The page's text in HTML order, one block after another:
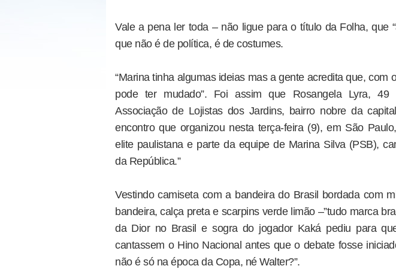
Vale a pena ler toda – não ligue para o título da Folha, que
que não é de política, é de costumes.
“Marina tinha algumas ideias mas a gente acredita que, com
pode ter mudado”. Foi assim que Rosangela Lyra, 49
Associação de Lojistas dos Jardins, bairro nobre da
encontro que organizou nesta terça-feira (9), em São
elite paulistana e parte da equipe de Marina Silva (PSB),
da República.”
Vestindo camiseta com a bandeira do Brasil bordada com
bandeira, calça preta e scarpins verde limão –”tudo marca
da Dior no Brasil e sogra do jogador Kaká pediu para
cantassem o Hino Nacional antes que o debate fosse
não é só na época da Copa, né Walter?”.